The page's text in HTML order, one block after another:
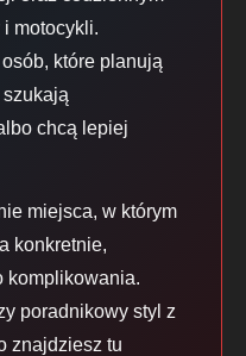
motocykli.
które planują
chcą lepiej
miejsca, w którym
konkretnie,
komplikowania.
poradnikowy styl z
znajdziesz tu